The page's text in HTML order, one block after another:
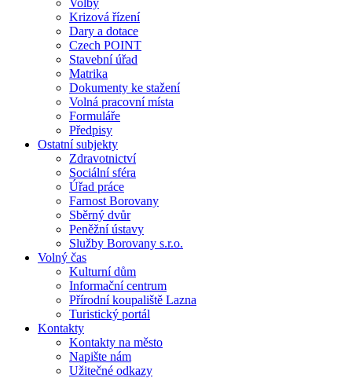
Volby
Krizová řízení
Dary a dotace
Czech POINT
Stavební úřad
Matrika
Dokumenty ke stažení
Volná pracovní místa
Formuláře
Předpisy
Ostatní subjekty
Zdravotnictví
Sociální sféra
Úřad práce
Farnost Borovany
Sběrný dvůr
Peněžní ústavy
Služby Borovany s.r.o.
Volný čas
Kulturní dům
Informační centrum
Přírodní koupaliště Lazna
Turistický portál
Kontakty
Kontakty na město
Napište nám
Užitečné odkazy